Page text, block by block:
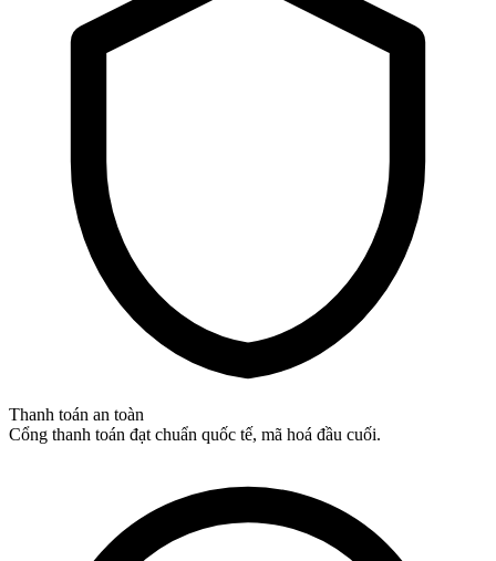
Thanh toán an toàn
Cổng thanh toán đạt chuẩn quốc tế, mã hoá đầu cuối.